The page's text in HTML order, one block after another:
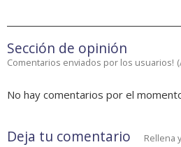
Sección de opinión
Comentarios enviados por los usuarios! (
No hay comentarios por el
Deja tu comentario Rellena